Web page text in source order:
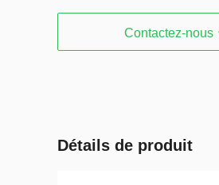
Contactez-nous
Détails de produit